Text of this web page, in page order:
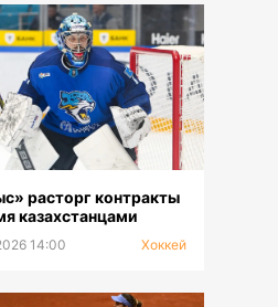
расторг контракты
казахстанцами
14:00 Хоккей